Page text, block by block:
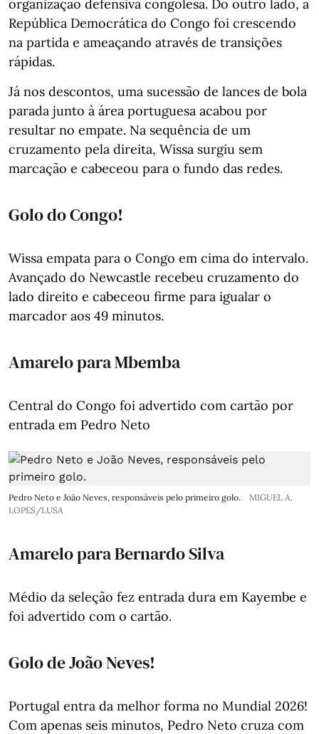
organização defensiva congolesa. Do outro lado, a
República Democrática do Congo foi crescendo
na partida e ameaçando através de transições
rápidas.
Já nos descontos, uma sucessão de lances de bola
parada junto à área portuguesa acabou por
resultar no empate. Na sequência de um
cruzamento pela direita, Wissa surgiu sem
marcação e cabeceou para o fundo das redes.
Golo do Congo!
Wissa empata para o Congo em cima do intervalo.
Avançado do Newcastle recebeu cruzamento do
lado direito e cabeceou firme para igualar o
marcador aos 49 minutos.
Amarelo para Mbemba
Central do Congo foi advertido com cartão por
entrada em Pedro Neto
Pedro Neto e João Neves, responsáveis pelo primeiro golo.
MIGUEL A.
LOPES/LUSA
Amarelo para Bernardo Silva
Médio da seleção fez entrada dura em Kayembe e
foi advertido com o cartão.
Golo de João Neves!
Portugal entra da melhor forma no Mundial 2026!
Com apenas seis minutos, Pedro Neto cruza com